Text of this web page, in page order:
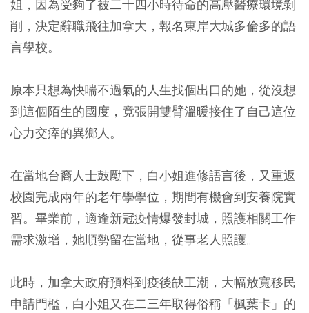
姐，因為受夠了被二十四小時待命的高壓醫療環境剝
削，決定辭職飛往加拿大，報名東岸大城多倫多的語
言學校。
原本只想為快喘不過氣的人生找個出口的她，從沒想
到這個陌生的國度，竟張開雙臂溫暖接住了自己這位
心力交瘁的異鄉人。
在當地台裔人士鼓勵下，白小姐進修語言後，又重返
校園完成兩年的老年學學位，期間有機會到安養院實
習。畢業前，適逢新冠疫情爆發封城，照護相關工作
需求激增，她順勢留在當地，從事老人照護。
此時，加拿大政府預料到疫後缺工潮，大幅放寬移民
申請門檻，白小姐又在二三年取得俗稱「楓葉卡」的